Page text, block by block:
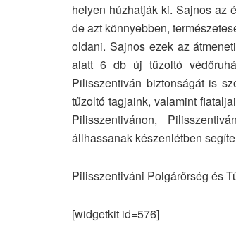
helyen húzhatják ki. Sajnos az
de azt könnyebben,
oldani. Sajnos ezek az
alatt 6 db új tűzoltó
Pilisszentiván biztonságát is
tűzoltó tagjaink, valamint
Pilisszentivánon,
állhassanak készenlétben
Pilisszentiváni Polgárőrség és
[widgetkit id=576]